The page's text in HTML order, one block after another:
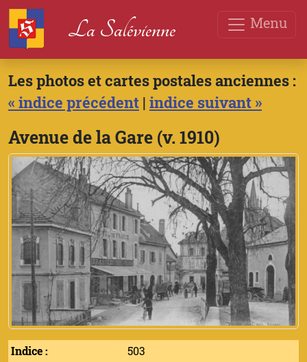
Menu
La Salévienne
Les photos et cartes postales anciennes :
« indice précédent | indice suivant »
Avenue de la Gare (v. 1910)
Indice :
503